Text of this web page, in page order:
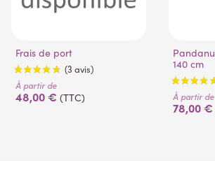
Frais de port
À partir de
48,00 € (TTC)
Pandanus artificiel 95 et
140 cm
À partir de
78,00 €